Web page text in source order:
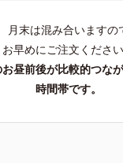
月末は混み合いますの
お早めにご注文ください
昼前後が比較的つな
時間帯です。